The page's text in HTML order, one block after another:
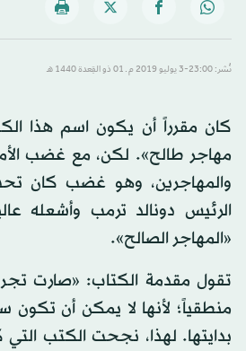
نُشر: 23:00-3 يوليو 2019 م ـ 01 ذو القِعدة 1440 هـ
كان مقرراً أن يكون اسم هذا
مهاجر طالح». لكن، مع غضب
والمهاجرين، وهو غضب كان
الرئيس دونالد ترمب وأشعله
«المهاجر الصالح».
تقول مقدمة الكتاب: «صارت
منطقياً؛ لأنها لا يمكن أن تكون
بدايتها. لهذا، نجحت الكتب التي